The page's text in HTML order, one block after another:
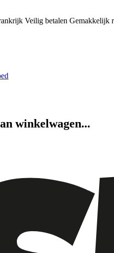
Veilig betalen Gemakkelijk
winkelwagen...